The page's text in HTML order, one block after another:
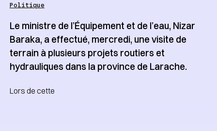
Politique
Le ministre de l’Équipement et de l’eau, Nizar
Baraka, a effectué, mercredi, une visite de
terrain à plusieurs projets routiers et
hydrauliques dans la province de Larache.
Lors de cette